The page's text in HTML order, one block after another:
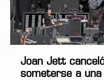
Joan Jett
someterse a una